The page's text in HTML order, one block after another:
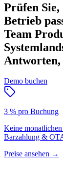
Prüfen
Betrieb
Team
Antworten,
Demo buchen
3 % pro Buchung
Keine
Barzahlung &
Preise ansehen →